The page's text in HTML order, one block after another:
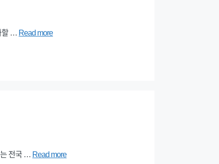
할 … Read more
는 전국 … Read more